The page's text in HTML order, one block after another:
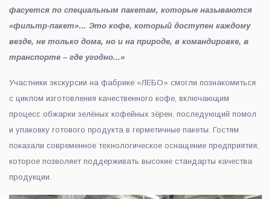
фасуется по специальным пакетам, которые называются
«фильтр-пакет»… Это кофе, который доступен каждому
везде, не только дома, но и на природе, в командировке, в
транспорте – где угодно...»
Участники экскурсии на фабрике «ЛЕБО» смогли познакомиться
с циклом изготовления качественного кофе, включающим
процесс обжарки зелёных кофейных зёрен, последующий помол
и упаковку готового продукта в герметичные пакеты. Гостям
показали современное технологическое оснащение предприятия,
которое позволяет поддерживать высокие стандарты качества
продукции.